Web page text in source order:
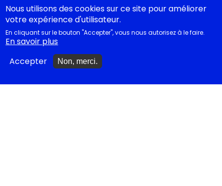
Festival d'Avignon 2026
Tragédies grecques &
relectures...
METTRE À JOUR
Nous utilisons des cookies sur ce site pour améliorer
votre expérience d'utilisateur.
En cliquant sur le bouton "Accepter", vous nous autorisez à le faire.
En savoir plus
Accepter
Non, merci.